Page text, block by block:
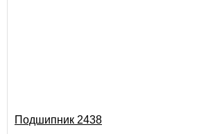
Подшипник 2438